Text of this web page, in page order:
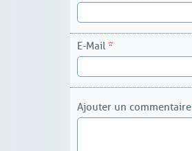
E-Mail*
Ajouter un commentaire